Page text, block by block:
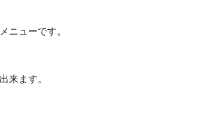
ニューです。
来ます。